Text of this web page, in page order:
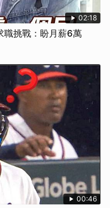
02:18
挑戰：盼月薪6萬
00:46